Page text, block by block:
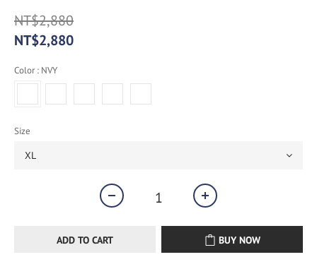
NT$2,880
NT$2,880
Color : NVY
Size
ADD TO CART BUY NOW